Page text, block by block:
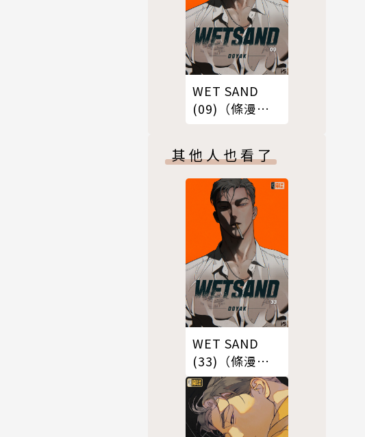
WET SAND
(09)（條漫
其他人也看了
WET SAND
(33)（條漫
版）